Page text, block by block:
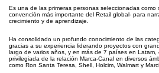
Es una de las primeras personas seleccionadas como
convención más importante del Retail global- para
crecimiento y de aprendizaje.
Ha consolidado un profundo conocimiento de las
gracias a su experiencia liderando proyectos con
largo de varios años, y en más de 7 países en Latam,
privilegiada de la relación Marca-Canal en diversos
como Ron Santa Teresa, Shell, Holcim, Walmart y